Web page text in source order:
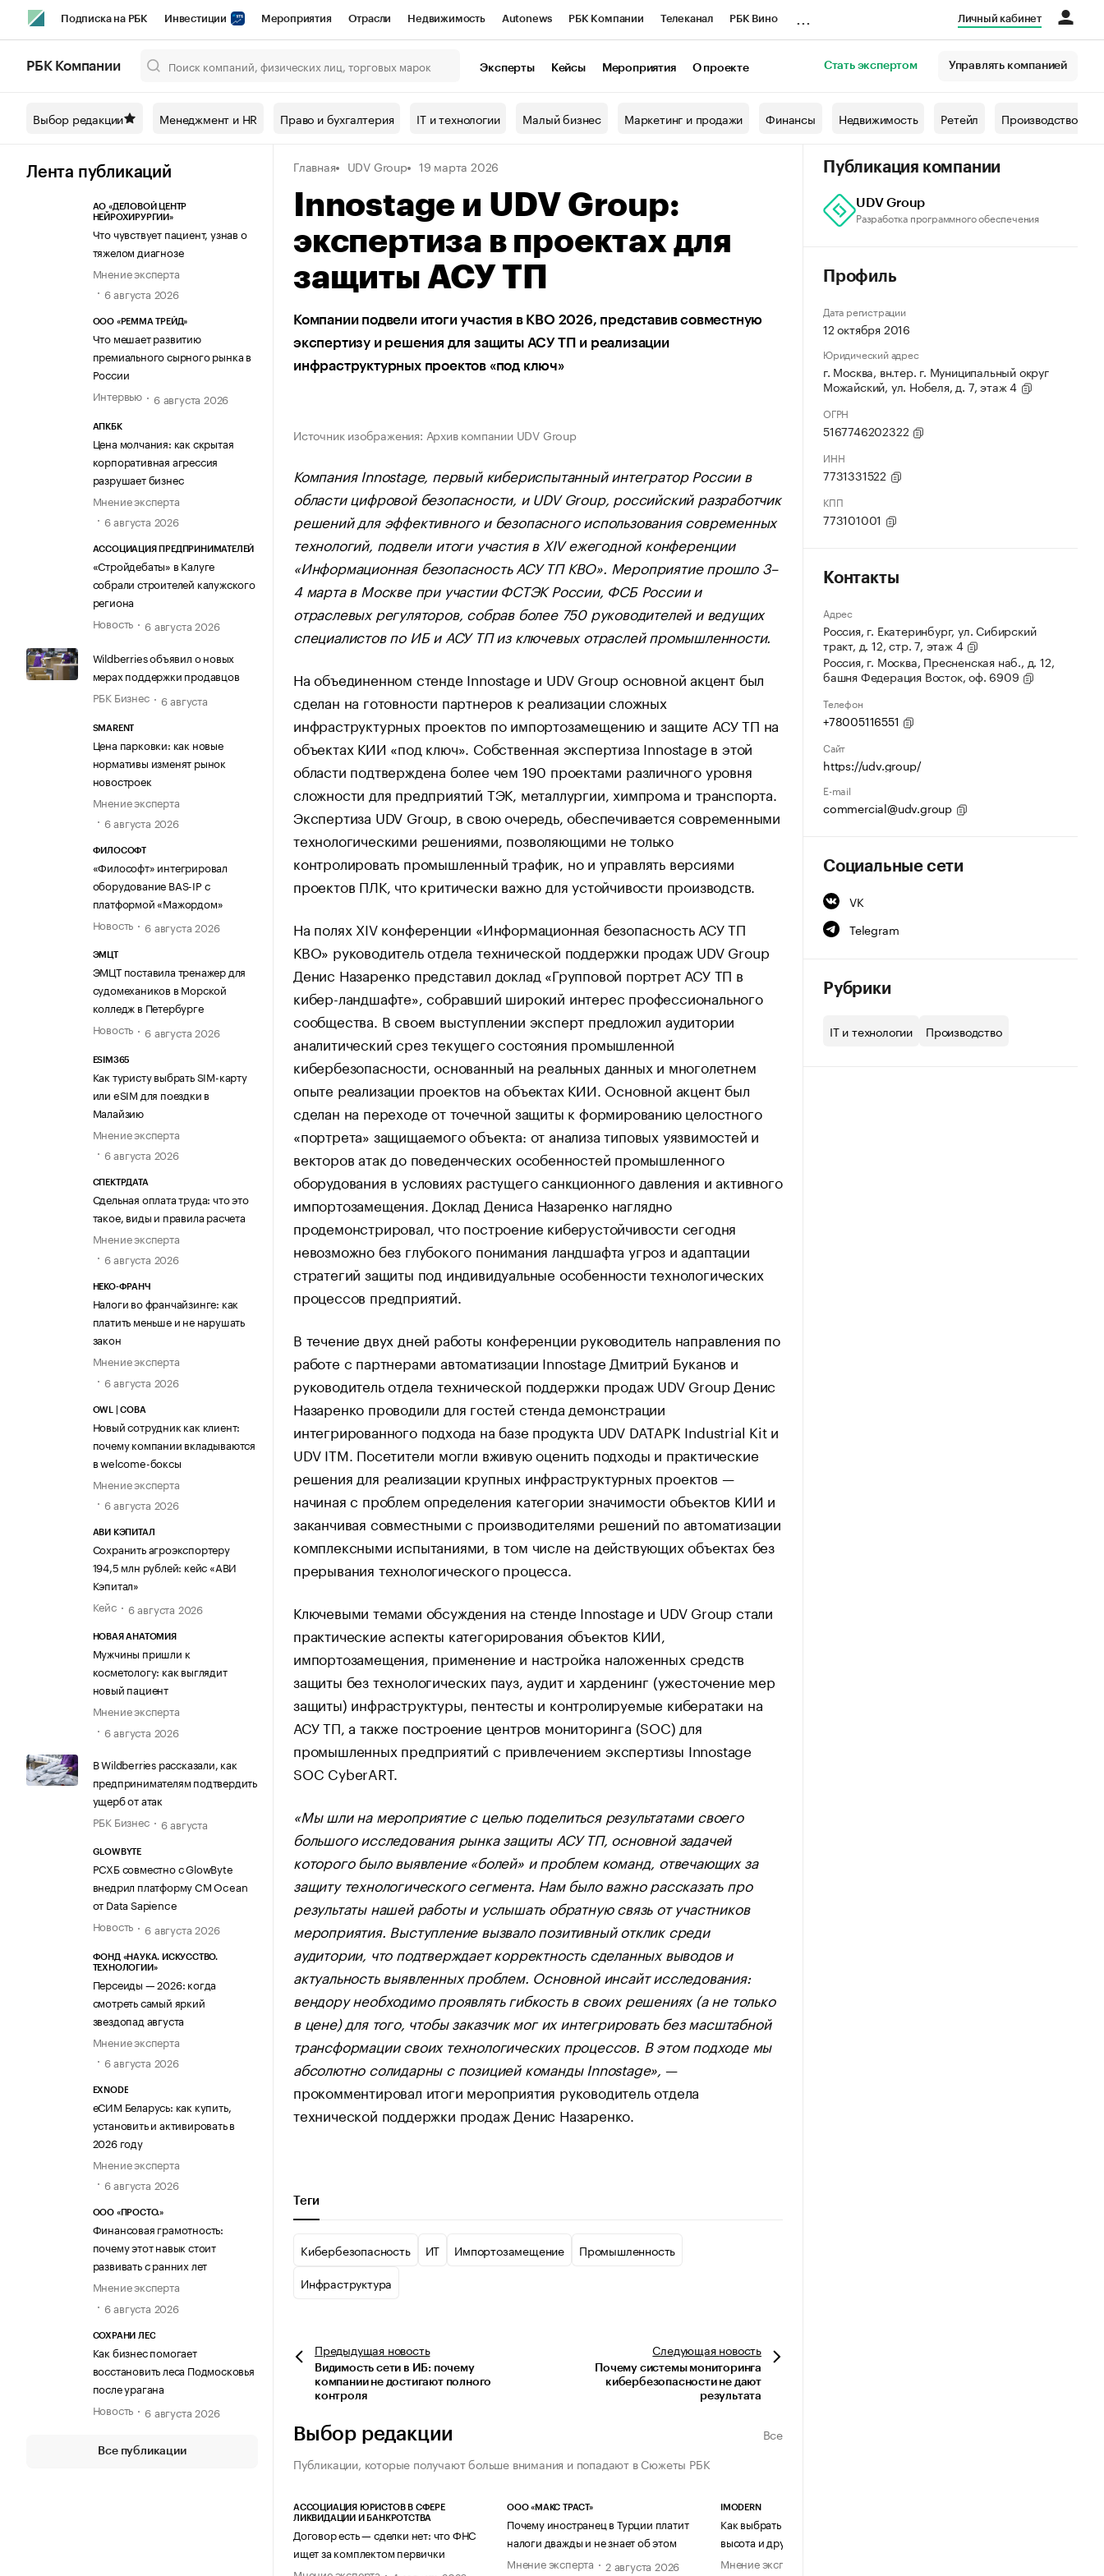
Подписка на РБК Инвестиции Мероприятия Отрасли Недвижимость Autonews РБК Компании Телеканал РБК Вино
Спецпроекты СПб Конференции СПб Спецпроекты Проверка контрагентов
Технологии и медиа Рынок наличной валюты
Личный кабинет
РБК Компании Эксперты Кейсы Мероприятия О проекте Стать экспертом Управлять компанией
Выбор редакции Менеджмент и HR Право и бухгалтерия IT и технологии Малый бизнес Маркетинг и продажи Финансы Недвижимость Ретейл Производство
Лента публикаций
АО «ДЕЛОВОЙ ЦЕНТР
НЕЙРОХИРУРГИИ»
Что чувствует пациент, узнав о
тяжелом диагнозе
Мнение эксперта
6 августа 2026
ООО «РЕММА ТРЕЙД»
Что мешает развитию
премиального сырного рынка в
России
Интервью
6 августа 2026
АПКБК
Цена молчания: как скрытая
корпоративная агрессия
разрушает бизнес
Мнение эксперта
6 августа 2026
АССОЦИАЦИЯ ПРЕДПРИНИМАТЕЛЕЙ
«Стройдебаты» в Калуге
собрали строителей калужского
региона
Новость
6 августа 2026
Wildberries объявил о новых
мерах поддержки продавцов
РБК Бизнес
6 августа
SMARENT
Цена парковки: как новые
нормативы изменят рынок
новостроек
Мнение эксперта
6 августа 2026
ФИЛОСОФТ
«Философт» интегрировал
оборудование BAS-IP с
платформой «Мажордом»
Новость
6 августа 2026
ЭМЦТ
ЭМЦТ поставила тренажер для
судомехаников в Морской
колледж в Петербурге
Новость
6 августа 2026
ESIM365
Как туристу выбрать SIM-карту
или eSIM для поездки в
Малайзию
Мнение эксперта
6 августа 2026
СПЕКТРДАТА
Сдельная оплата труда: что это
такое, виды и правила расчета
Мнение эксперта
6 августа 2026
НЕКО-ФРАНЧ
Налоги во франчайзинге: как
платить меньше и не нарушать
закон
Мнение эксперта
6 августа 2026
OWL | СОВА
Новый сотрудник как клиент:
почему компании вкладываются
в welcome-боксы
Мнение эксперта
6 августа 2026
АВИ КЭПИТАЛ
Сохранить агроэкспортеру
194,5 млн рублей: кейс «АВИ
Кэпитал»
Кейс
6 августа 2026
НОВАЯ АНАТОМИЯ
Мужчины пришли к
косметологу: как выглядит
новый пациент
Мнение эксперта
6 августа 2026
В Wildberries рассказали, как
предпринимателям подтвердить
ущерб от атак
РБК Бизнес
6 августа
GLOWBYTE
РСХБ совместно с GlowByte
внедрил платформу CM Ocean
от Data Sapience
Новость
6 августа 2026
ФОНД «НАУКА. ИСКУССТВО.
ТЕХНОЛОГИИ»
Персеиды — 2026: когда
смотреть самый яркий
звездопад августа
Мнение эксперта
6 августа 2026
EXNODE
еСИМ Беларусь: как купить,
установить и активировать в
2026 году
Мнение эксперта
6 августа 2026
ООО «ПРОСТО.»
Финансовая грамотность:
почему этот навык стоит
развивать с ранних лет
Мнение эксперта
6 августа 2026
СОХРАНИ ЛЕС
Как бизнес помогает
восстановить леса Подмосковья
после урагана
Новость
6 августа 2026
Все публикации
Главная UDV Group 19 марта 2026
Innostage и UDV Group:
экспертиза в проектах для
защиты АСУ ТП
Компании подвели итоги участия в КВО 2026, представив совместную
экспертизу и решения для защиты АСУ ТП и реализации
инфраструктурных проектов «под ключ»
Источник изображения: Архив компании UDV Group
Компания Innostage, первый кибериспытанный интегратор России в
области цифровой безопасности, и UDV Group, российский разработчик
решений для эффективного и безопасного использования современных
технологий, подвели итоги участия в XIV ежегодной конференции
«Информационная безопасность АСУ ТП КВО». Мероприятие прошло 3–
4 марта в Москве при участии ФСТЭК России, ФСБ России и
отраслевых регуляторов, собрав более 750 руководителей и ведущих
специалистов по ИБ и АСУ ТП из ключевых отраслей промышленности.
На объединенном стенде Innostage и UDV Group основной акцент был
сделан на готовности партнеров к реализации сложных
инфраструктурных проектов по импортозамещению и защите АСУ ТП на
объектах КИИ «под ключ». Собственная экспертиза Innostage в этой
области подтверждена более чем 190 проектами различного уровня
сложности для предприятий ТЭК, металлургии, химпрома и транспорта.
Экспертиза UDV Group, в свою очередь, обеспечивается современными
технологическими решениями, позволяющими не только
контролировать промышленный трафик, но и управлять версиями
проектов ПЛК, что критически важно для устойчивости производств.
На полях XIV конференции «Информационная безопасность АСУ ТП
КВО» руководитель отдела технической поддержки продаж UDV Group
Денис Назаренко представил доклад «Групповой портрет АСУ ТП в
кибер-ландшафте», собравший широкий интерес профессионального
сообщества. В своем выступлении эксперт предложил аудитории
аналитический срез текущего состояния промышленной
кибербезопасности, основанный на реальных данных и многолетнем
опыте реализации проектов на объектах КИИ. Основной акцент был
сделан на переходе от точечной защиты к формированию целостного
«портрета» защищаемого объекта: от анализа типовых уязвимостей и
векторов атак до поведенческих особенностей промышленного
оборудования в условиях растущего санкционного давления и активного
импортозамещения. Доклад Дениса Назаренко наглядно
продемонстрировал, что построение киберустойчивости сегодня
невозможно без глубокого понимания ландшафта угроз и адаптации
стратегий защиты под индивидуальные особенности технологических
процессов предприятий.
В течение двух дней работы конференции руководитель направления по
работе с партнерами автоматизации Innostage Дмитрий Буканов и
руководитель отдела технической поддержки продаж UDV Group Денис
Назаренко проводили для гостей стенда демонстрации
интегрированного подхода на базе продукта UDV DATAPK Industrial Kit и
UDV ITM. Посетители могли вживую оценить подходы и практические
решения для реализации крупных инфраструктурных проектов —
начиная с проблем определения категории значимости объектов КИИ и
заканчивая совместными с производителями решений по автоматизации
комплексными испытаниями, в том числе на действующих объектах без
прерывания технологического процесса.
Ключевыми темами обсуждения на стенде Innostage и UDV Group стали
практические аспекты категорирования объектов КИИ,
импортозамещения, применение и настройка наложенных средств
защиты без технологических пауз, аудит и харденинг (ужесточение мер
защиты) инфраструктуры, пентесты и контролируемые кибератаки на
АСУ ТП, а также построение центров мониторинга (SOC) для
промышленных предприятий с привлечением экспертизы Innostage
SOC CyberART.
«Мы шли на мероприятие с целью поделиться результатами своего
большого исследования рынка защиты АСУ ТП, основной задачей
которого было выявление «болей» и проблем команд, отвечающих за
защиту технологического сегмента. Нам было важно рассказать про
результаты нашей работы и услышать обратную связь от участников
мероприятия. Выступление вызвало позитивный отклик среди
аудитории, что подтверждает корректность сделанных выводов и
актуальность выявленных проблем. Основной инсайт исследования:
вендору необходимо проявлять гибкость в своих решениях (а не только
в цене) для того, чтобы заказчик мог их интегрировать без масштабной
трансформации своих технологических процессов. В этом подходе мы
абсолютно солидарны с позицией команды Innostage», —
прокомментировал итоги мероприятия руководитель отдела
технической поддержки продаж Денис Назаренко.
Теги
Кибербезопасность ИТ Импортозамещение
Промышленность
Инфраструктура
Предыдущая новость
Видимость сети в ИБ: почему
компании не достигают полного
контроля
Следующаяновость
Почему системы мониторинга
кибербезопасности не дают
результата
Выбор редакции
Все
Публикации, которые получают больше внимания и попадают в Сюжеты РБК
АССОЦИАЦИЯ ЮРИСТОВ В СФЕРЕ
ЛИКВИДАЦИИ И БАНКРОТСТВА
Договор есть — сделки нет: что ФНС
ищет за комплектом первички
ООО «МАКС ТРАСТ»
Почему иностранец в Турции платит
налоги дважды и не знает об этом
Мнение эксперта
2 августа 2026
IMODERN
Как выбрать журнальный столик:
высота и другие ключевые параметры
Мнение эксперта
Публикация компании
UDV Group
Разработка программного обеспечения
Профиль
Дата регистрации
12 октября 2016
Юридический адрес
г. Москва, вн.тер. г. Муниципальный округ
Можайский, ул. Нобеля, д. 7, этаж 4
ОГРН
5167746202322
ИНН
7731331522
КПП
773101001
Контакты
Адрес
Россия, г. Екатеринбург, ул. Сибирский
тракт, д. 12, стр. 7, этаж 4
Россия, г. Москва, Пресненская наб., д. 12,
башня Федерация Восток, оф. 6909
Телефон
+78005116551
Сайт
https://udv.group/
E-mail
commercial@udv.group
Социальные сети
VK
Telegram
Рубрики
IT и технологии Производство